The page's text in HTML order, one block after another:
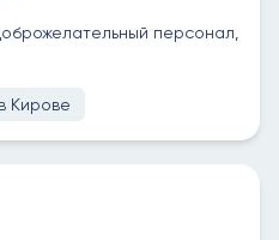
персонал,
Кирове